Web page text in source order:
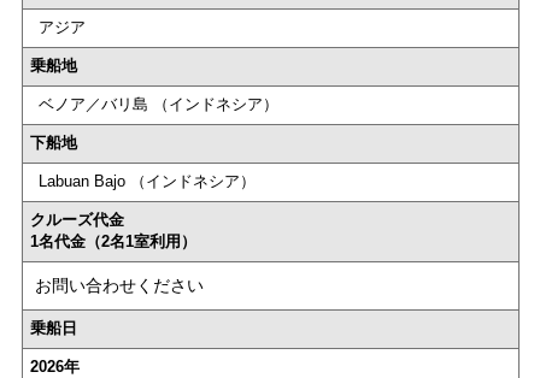
アジア
乗船地
ベノア／バリ島 （インドネシア）
下船地
Labuan Bajo （インドネシア）
クルーズ代金
1名代金（2名1室利用）
お問い合わせください
乗船日
2026年